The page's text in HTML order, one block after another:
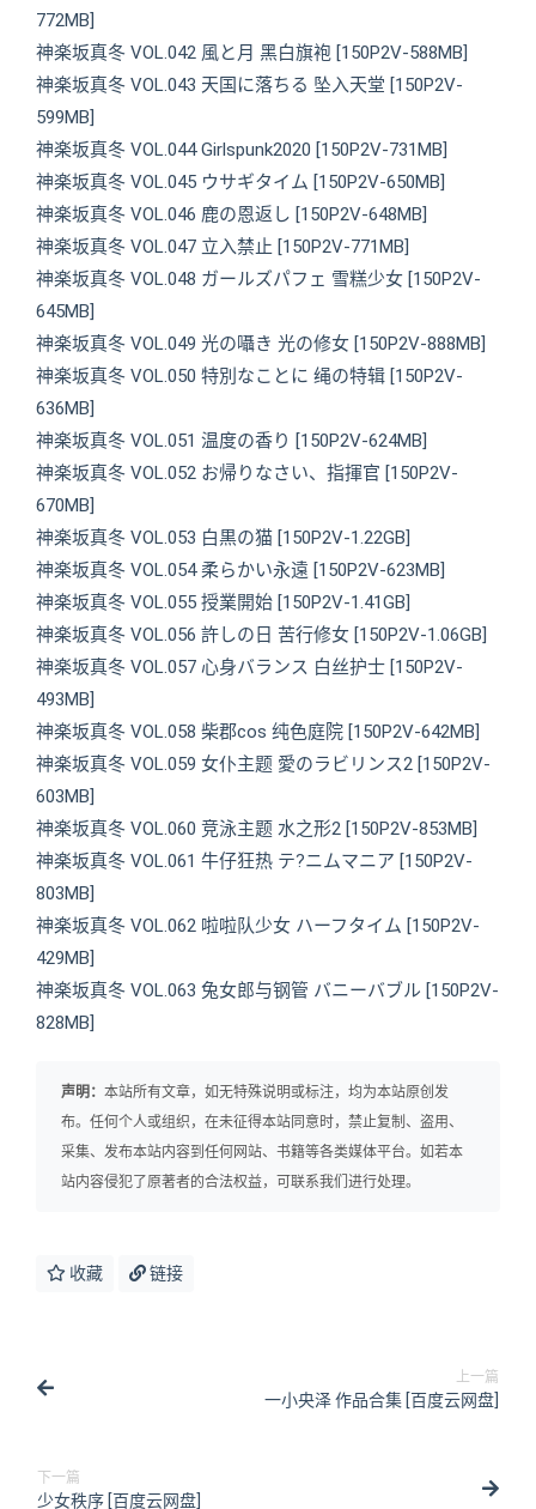
772MB]
神楽坂真冬 VOL.042 風と月 黑白旗袍 [150P2V-588MB]
神楽坂真冬 VOL.043 天国に落ちる 坠入天堂 [150P2V-
599MB]
神楽坂真冬 VOL.044 Girlspunk2020 [150P2V-731MB]
神楽坂真冬 VOL.045 ウサギタイム [150P2V-650MB]
神楽坂真冬 VOL.046 鹿の恩返し [150P2V-648MB]
神楽坂真冬 VOL.047 立入禁止 [150P2V-771MB]
神楽坂真冬 VOL.048 ガールズパフェ 雪糕少女 [150P2V-
645MB]
神楽坂真冬 VOL.049 光の囁き 光の修女 [150P2V-888MB]
神楽坂真冬 VOL.050 特別なことに 绳の特辑 [150P2V-
636MB]
神楽坂真冬 VOL.051 温度の香り [150P2V-624MB]
神楽坂真冬 VOL.052 お帰りなさい、指揮官 [150P2V-
670MB]
神楽坂真冬 VOL.053 白黒の猫 [150P2V-1.22GB]
神楽坂真冬 VOL.054 柔らかい永遠 [150P2V-623MB]
神楽坂真冬 VOL.055 授業開始 [150P2V-1.41GB]
神楽坂真冬 VOL.056 許しの日 苦行修女 [150P2V-1.06GB]
神楽坂真冬 VOL.057 心身バランス 白丝护士 [150P2V-
493MB]
神楽坂真冬 VOL.058 柴郡cos 纯色庭院 [150P2V-642MB]
神楽坂真冬 VOL.059 女仆主题 愛のラビリンス2 [150P2V-
603MB]
神楽坂真冬 VOL.060 竞泳主题 水之形2 [150P2V-853MB]
神楽坂真冬 VOL.061 牛仔狂热 テ?ニムマニア [150P2V-
803MB]
神楽坂真冬 VOL.062 啦啦队少女 ハーフタイム [150P2V-
429MB]
神楽坂真冬 VOL.063 兔女郎与钢管 バニーバブル [150P2V-
828MB]
声明： 本站所有文章，如无特殊说明或标注，均为本站原创发
布。任何个人或组织，在未征得本站同意时，禁止复制、盗用、
采集、发布本站内容到任何网站、书籍等各类媒体平台。如若本
站内容侵犯了原著者的合法权益，可联系我们进行处理。
收藏 链接
上一篇
一小央泽 作品合集 [百度云网盘]
下一篇
少女秩序 [百度云网盘]